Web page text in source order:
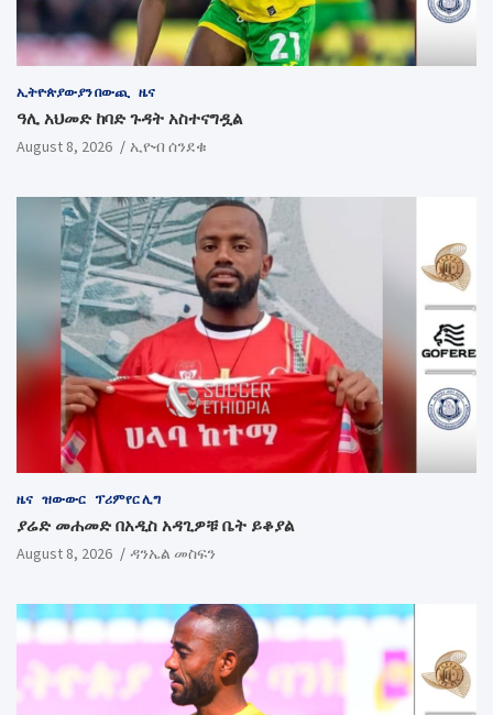
ኢትዮጵያውያን በውጪ ዜና
ዓሊ አህመድ ከባድ ጉዳት አስተናግዷል
August 8, 2026 ኢዮብ ሰንደቁ
ዜና ዝውውር ፕሪምየር ሊግ
ያሬድ መሐመድ በአዲስ አዳጊዎቹ ቤት ይቆያል
August 8, 2026 ዳንኤል መስፍን